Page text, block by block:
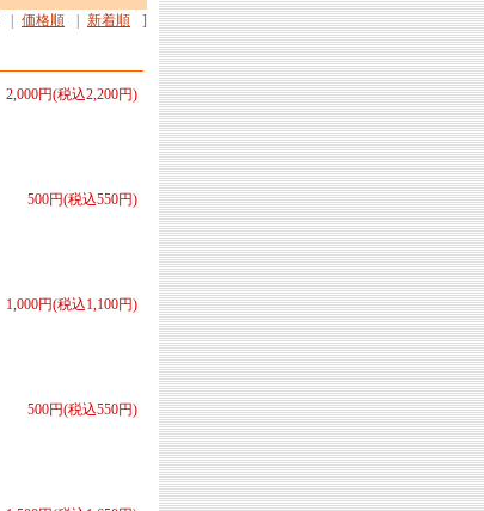
価格順 新着順
]
2,000円(税込2,200円)
500円(税込550円)
1,000円(税込1,100円)
500円(税込550円)